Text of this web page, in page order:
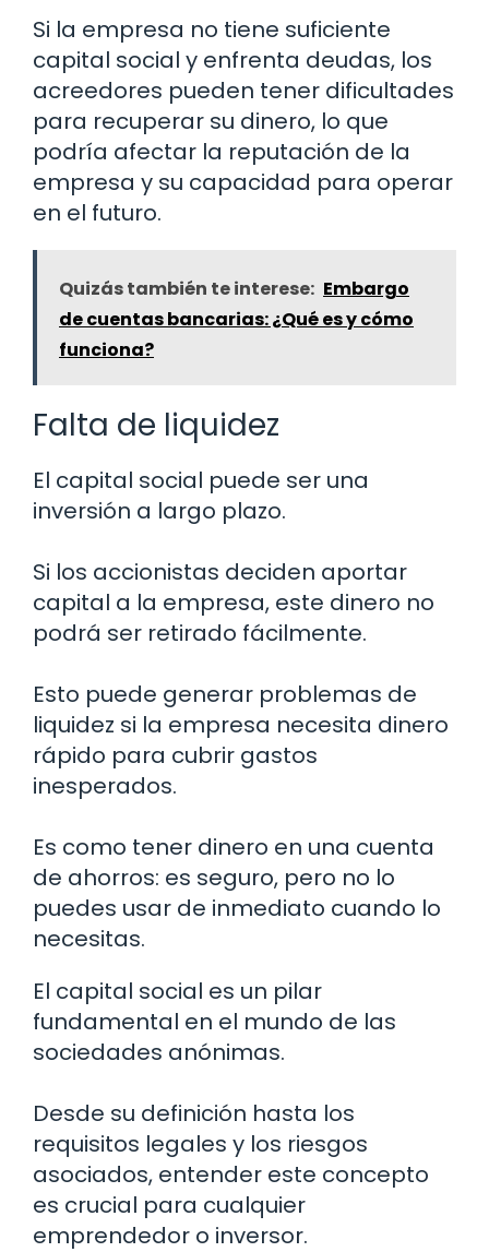
Si la empresa no tiene suficiente
capital social y enfrenta deudas, los
acreedores pueden tener dificultades
para recuperar su dinero, lo que
podría afectar la reputación de la
empresa y su capacidad para operar
en el futuro.
Quizás también te interese: Embargo
de cuentas bancarias: ¿Qué es y cómo
funciona?
Falta de liquidez
El capital social puede ser una
inversión a largo plazo.
Si los accionistas deciden aportar
capital a la empresa, este dinero no
podrá ser retirado fácilmente.
Esto puede generar problemas de
liquidez si la empresa necesita dinero
rápido para cubrir gastos
inesperados.
Es como tener dinero en una cuenta
de ahorros: es seguro, pero no lo
puedes usar de inmediato cuando lo
necesitas.
El capital social es un pilar
fundamental en el mundo de las
sociedades anónimas.
Desde su definición hasta los
requisitos legales y los riesgos
asociados, entender este concepto
es crucial para cualquier
emprendedor o inversor.